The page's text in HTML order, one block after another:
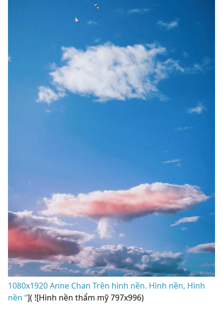
1080x1920 Anne Chan Trên hình nền. Hình nền, Hình
nền “]( ![Hình nền thẩm mỹ 797x996)